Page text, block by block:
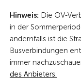
Hinweis: Die ÖV-
in der
andernfalls ist die
Busverbindungen
immer
des Anbieters.